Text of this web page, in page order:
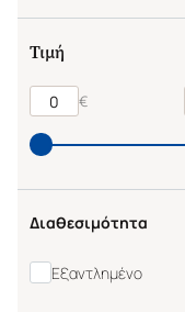
Τιμή
€
Διαθεσιμότητα
Εξαντλημένο